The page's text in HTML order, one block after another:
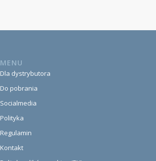
MENU
Dla dystrybutora
Do pobrania
Socialmedia
Polityka
Regulamin
Kontakt